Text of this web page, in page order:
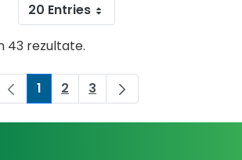
20 Entries
43 rezultate.
Pagina
1 Pagina
2 Pagina
3